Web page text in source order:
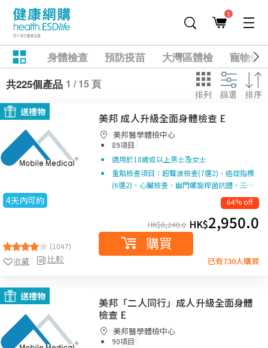
1
身體檢查 預防疫苗 大灣區體檢
寵物健
共225個產品 1 / 15 頁
排列 篩選
排序
送禮物
4天內可約
(1047)
比較
收藏
美邦 成人升級全面身體檢查 E
美邦醫學體檢中心
89項目 |
適用於18歲或以上男士及女士
重點檢查項目：超聲波檢查(7選2)、癌症指標
(6選2)、心臟檢查、幽門螺旋桿菌抗體、三…
64% off
HK$8,240.0 HK$2,950.0
購買
已有730人購買
送禮物
美邦「二人同行」成人升級全面身體
檢查 E
美邦醫學體檢中心
90項目 |